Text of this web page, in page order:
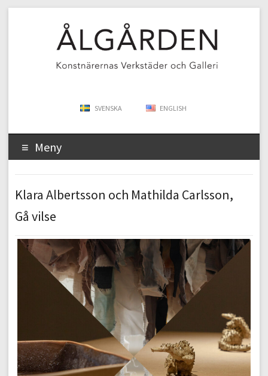
SVENSKA ENGLISH
Meny
Klara Albertsson och Mathilda Carlsson,
Gå vilse